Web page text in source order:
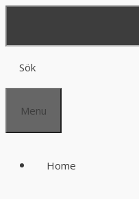
Sök
Menu
Home